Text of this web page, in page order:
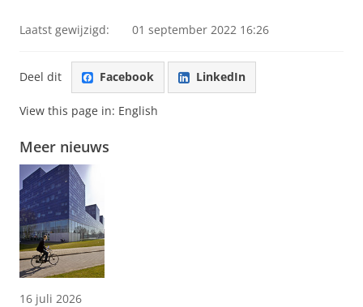
Laatst gewijzigd: 01 september 2022 16:26
Deel dit Facebook LinkedIn
View this page in: English
Meer nieuws
16 juli 2026